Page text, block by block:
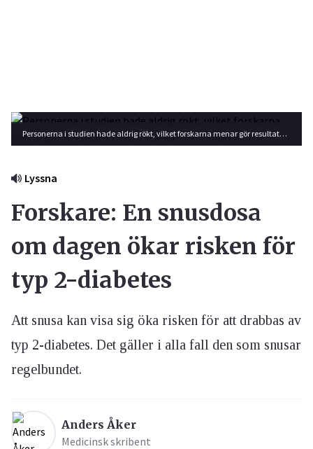
Personerna i studien hade aldrig rökt, vilket forskarna menar gör resultaten extra starka. Foto: Shutterstock
Lyssna
Forskare: En snusdosa
om dagen ökar risken för
typ 2-diabetes
Att snusa kan visa sig öka risken för att drabbas av
typ 2-diabetes. Det gäller i alla fall den som snusar
regelbundet.
Anders Åker
Medicinsk skribent